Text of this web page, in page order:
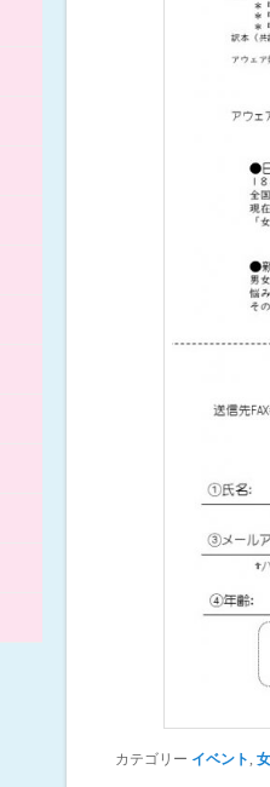
カテゴリー イベント,